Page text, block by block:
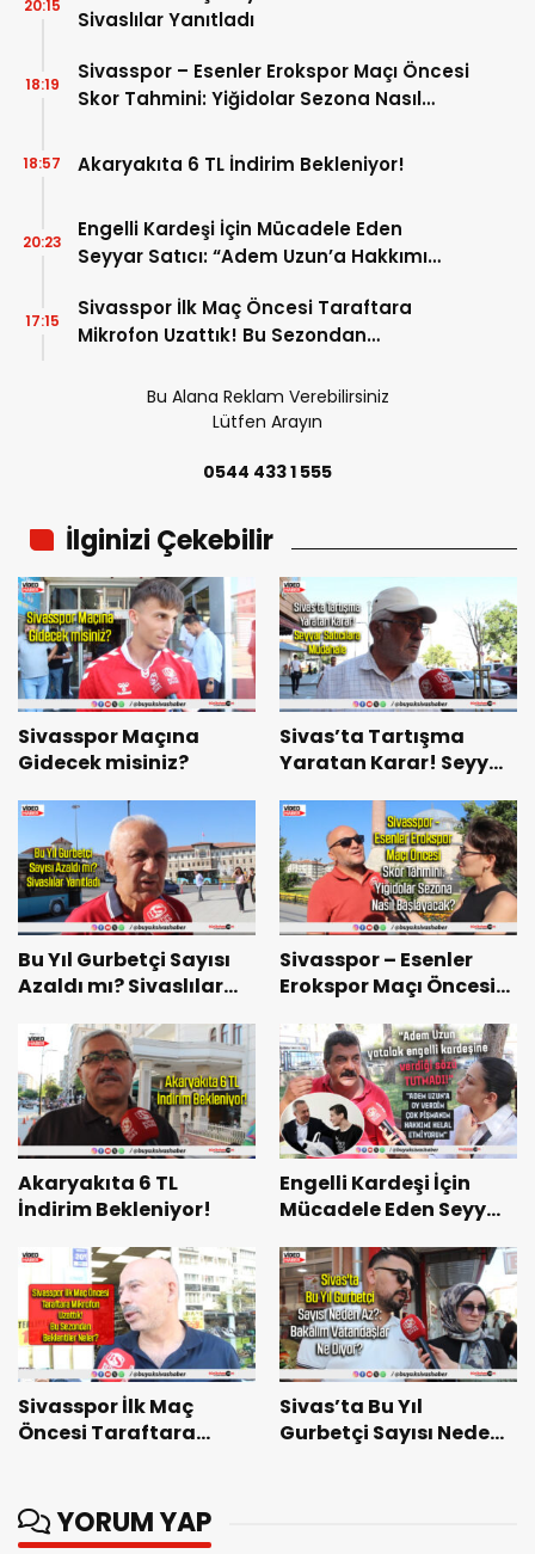
Sivaslılar Yanıtladı
20:15
Sivasspor – Esenler Erokspor Maçı Öncesi
Skor Tahmini: Yiğidolar Sezona Nasıl
18:19
Akaryakıta 6 TL İndirim Bekleniyor!
18:57
Engelli Kardeşi İçin Mücadele Eden
Seyyar Satıcı: “Adem Uzun’a Hakkımı
20:23
Sivasspor İlk Maç Öncesi Taraftara
Mikrofon Uzattık! Bu Sezondan
17:15
Bu Alana Reklam Verebilirsiniz
Lütfen Arayın
0544 433 1 555
İlginizi Çekebilir
Sivasspor Maçına
Gidecek misiniz?
Sivas’ta Tartışma
Yaratan Karar! Seyyar
Bu Yıl Gurbetçi Sayısı
Azaldı mı? Sivaslılar
Sivasspor – Esenler
Erokspor Maçı Öncesi
Yiğidolar Sezona Nasıl
Başlayacak?
Akaryakıta 6 TL
İndirim Bekleniyor!
Engelli Kardeşi İçin
Mücadele Eden Seyyar
Hakkımı Helal
Etmiyorum”
Sivasspor İlk Maç
Öncesi Taraftara
Neler?
Sivas’ta Bu Yıl
Gurbetçi Sayısı Neden
YORUM YAP